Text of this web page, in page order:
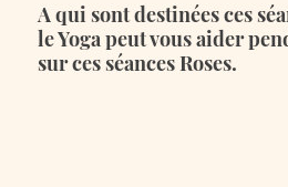
A qui sont destinées ces
le Yoga peut vous aider
sur ces séances Roses.